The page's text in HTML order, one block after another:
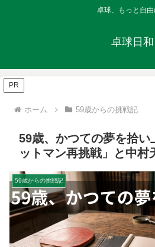
卓球、もっと自由
卓球日和
PR
ホーム 59歳からの挑戦記
59歳、かつての夢を拾い
ットマン再挑戦」と中村
59歳からの挑戦記